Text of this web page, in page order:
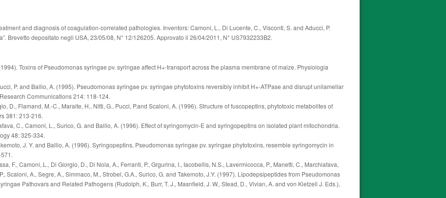
and diagnosis of coagulation-correlated pathologies. Inventors: Camoni, L., Di Lucente, C., Visconti, S. and Aducci, P.
Brevetto depositato negli USA, 23/05/08, N° 12/126205. Approvato il 26/04/2011, N° US7932233B2.
Toxins of Pseudomonas syringae pv. syringae affect H+-transport across the plasma membrane of maize. Physiologia
P. and Ballio, A. (1995). Pseudomonas syringae pv. syringae phytotoxins reversibly inhibit H+-ATPase and disrupt unilamellar
Communications 214: 118-124.
D., Flamand, M.-C., Maraite, H., Nitti, G., Pucci, P.and Scaloni, A. (1996). Structure of fuscopeptins, phytotoxic metabolites of
381: 213-216.
C., Camoni, L., Surico, G. and Ballio, A. (1996). Effect of syringomycin-E and syringopeptins on isolated plant mitochondria.
48: 325-334.
J. Y. and Ballio, A. (1996). Syringopeptins, Pseudomonas syringae pv. syringae phytotoxins, resemble syringomycin in
F., Camoni, L., Di Giorgio, D., Di Nola, A., Ferranti, P., Grgurina, I., Iacobellis, N.S., Lavermicocca, P., Manetti, C., Marchiafava,
Scaloni, A., Segre, A., Simmaco, M., Strobel, G.A., Surico, G. and Takemoto, J.Y. (1997). Lipodepsipeptides from Pseudomonas
Pathovars and Related Pathogens (Rudolph, K., Burr, T. J., Masnfield, J. W., Stead, D., Vivian, A. and von Kietzell J. Eds.),